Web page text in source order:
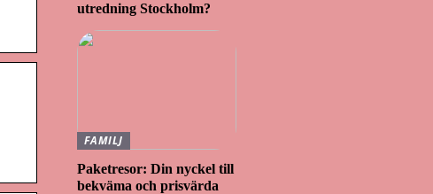
utredning Stockholm?
FAMILJ
Paketresor: Din nyckel till
bekväma och prisvärda